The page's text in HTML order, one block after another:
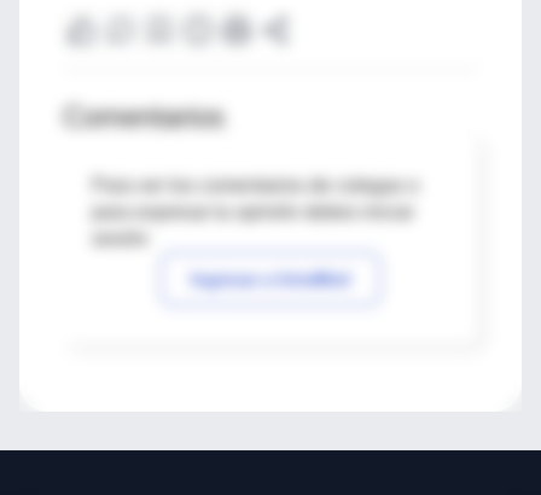
Comentarios
Para ver los comentarios de colegas o
Ingresar a IntraMed